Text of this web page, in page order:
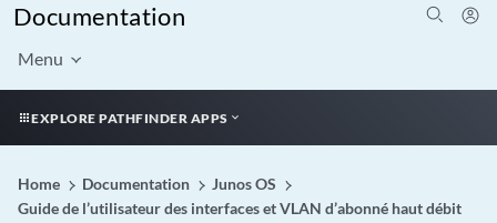
Documentation
Menu
EXPLORE PATHFINDER APPS
Home Documentation
Junos OS
Guide de l’utilisateur des interfaces et VLAN d’abonné haut débit